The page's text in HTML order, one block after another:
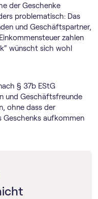
der Geschenke
problematisch: Das
und Geschäftspartner,
zahlen
wünscht sich wohl
§ 37b EStG
und Geschäftsfreunde
ohne dass der
Geschenks aufkommen